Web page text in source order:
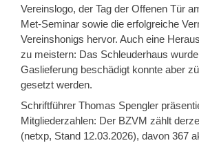
Vereinslogo, der Tag der Offenen Tür
Met-Seminar sowie die erfolgreiche
Vereinshonigs hervor. Auch eine
zu meistern: Das Schleuderhaus
Gaslieferung beschädigt konnte aber
gesetzt werden.
Schriftführer Thomas Spengler
Mitgliederzahlen: Der BZVM zählt
(netxp, Stand 12.03.2026), davon 367